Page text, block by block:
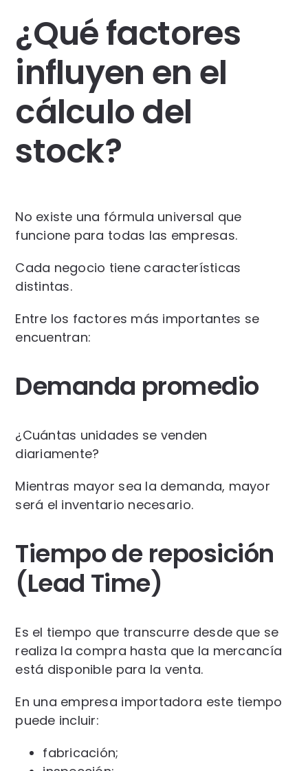
¿Qué factores
influyen en el
cálculo del
stock?
No existe una fórmula universal que
funcione para todas las empresas.
Cada negocio tiene características
distintas.
Entre los factores más importantes se
encuentran:
Demanda promedio
¿Cuántas unidades se venden
diariamente?
Mientras mayor sea la demanda, mayor
será el inventario necesario.
Tiempo de reposición
(Lead Time)
Es el tiempo que transcurre desde que se
realiza la compra hasta que la mercancía
está disponible para la venta.
En una empresa importadora este tiempo
puede incluir:
fabricación;